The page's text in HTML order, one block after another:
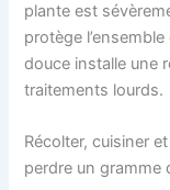
plante est
protège
douce installe une
traitements lourds.
Récolter, cuisiner
perdre un gramme